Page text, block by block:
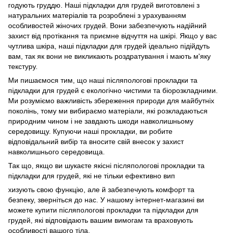
годують груддю. Наші підкладки для грудей виготовлені з
натуральних матеріалів та розроблені з урахуванням
особливостей жіночих грудей. Вони забезпечують надійний
захист від протікання та приємне відчуття на шкірі. Якщо у вас
чутлива шкіра, наші підкладки для грудей ідеально підійдуть
вам, так як вони не викликають роздратування і мають м'яку
текстуру.
Ми пишаємося тим, що наші післяпологові прокладки та
підкладки для грудей є екологічно чистими та біорозкладними.
Ми розуміємо важливість збереження природи для майбутніх
поколінь, тому ми вибираємо матеріали, які розкладаються
природним чином і не завдають шкоди навколишньому
середовищу. Купуючи наші прокладки, ви робите
відповідальний вибір та вносите свій внесок у захист
навколишнього середовища.
Так що, якщо ви шукаєте якісні післяпологові прокладки та
підкладки для грудей, які не тільки ефективно вип
хизують свою функцію, але й забезпечують комфорт та
безпеку, зверніться до нас. У нашому інтернет-магазині ви
можете купити післяпологові прокладки та підкладки для
грудей, які відповідають вашим вимогам та враховують
особливості вашого тіла.